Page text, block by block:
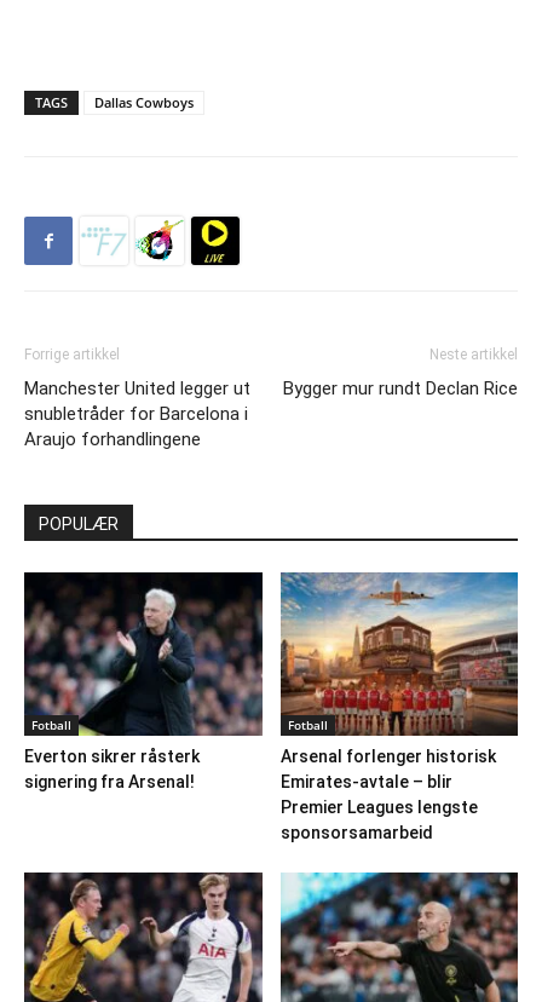
TAGS Dallas Cowboys
Forrige artikkel
Manchester United legger ut
snubletråder for Barcelona i
Araujo forhandlingene
Neste artikkel
Bygger mur rundt Declan Rice
POPULÆR
Fotball
Everton sikrer råsterk
signering fra Arsenal!
Fotball
Arsenal forlenger historisk
Emirates-avtale – blir
Premier Leagues lengste
sponsorsamarbeid